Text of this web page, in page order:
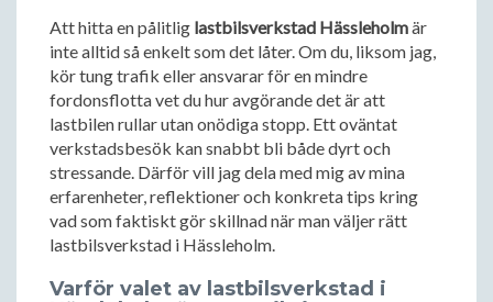
Att hitta en pålitlig lastbilsverkstad Hässleholmär
inte alltid så enkelt som det låter. Om du, liksom jag,
kör tung trafik eller ansvarar för en mindre
fordonsflotta vet du hur avgörande det är att
lastbilen rullar utan onödiga stopp. Ett oväntat
verkstadsbesök kan snabbt bli både dyrt och
stressande. Därför vill jag dela med mig av mina
erfarenheter, reflektioner och konkreta tips kring
vad som faktiskt gör skillnad när man väljer rätt
lastbilsverkstad i Hässleholm.
Varför valet av lastbilsverkstad i